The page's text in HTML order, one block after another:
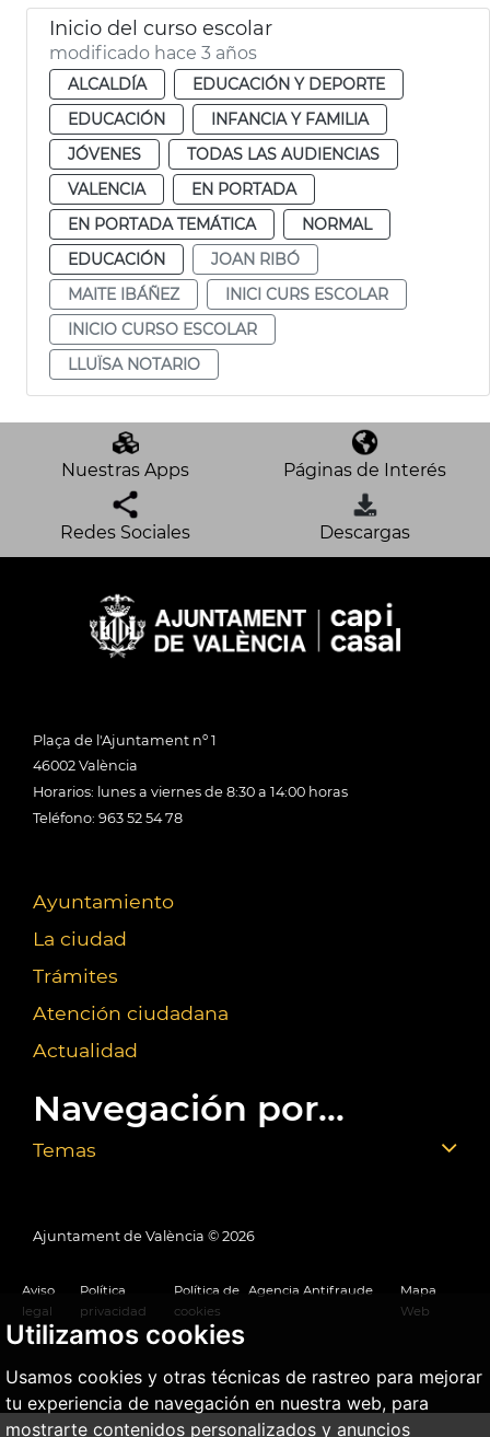
Utilizamos cookies
Usamos cookies y otras técnicas de rastreo para mejorar
tu experiencia de navegación en nuestra web, para
mostrarte contenidos personalizados y anuncios
Inicio del curso escolar
modificado hace 3 años
ALCALDÍA
EDUCACIÓN Y DEPORTE
EDUCACIÓN
INFANCIA Y FAMILIA
JÓVENES
TODAS LAS AUDIENCIAS
VALENCIA
EN PORTADA
EN PORTADA TEMÁTICA
NORMAL
EDUCACIÓN
JOAN RIBÓ
MAITE IBÁÑEZ
INICI CURS ESCOLAR
INICIO CURSO ESCOLAR
LLUÏSA NOTARIO
Nuestras Apps Páginas de Interés
Redes Sociales Descargas
Plaça de l'Ajuntament nº 1
46002 València
Horarios: lunes a viernes de 8:30 a 14:00 horas
Teléfono: 963 52 54 78
Ayuntamiento
La ciudad
Trámites
Atención ciudadana
Actualidad
Navegación por...
Temas
Ajuntament de València © 2026
Aviso
legal
Política
privacidad
Política de
cookies
Agencia Antifraude
Mapa
Web